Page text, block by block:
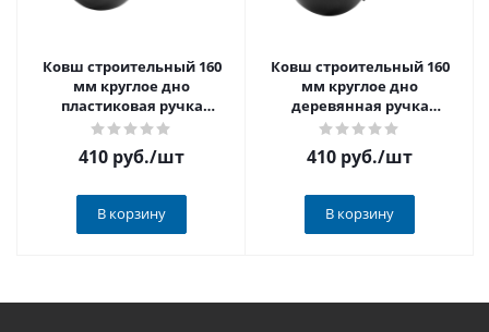
Ковш строительный 160
мм круглое дно
пластиковая ручка
Политех, арт.1075162
410 руб./шт
В корзину
Ковш строительный 160
мм круглое дно
деревянная ручка
Политех, арт.1075160
410 руб./шт
В корзину